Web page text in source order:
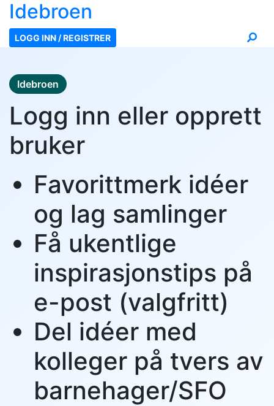
Idebroen
LOGG INN / REGISTRER
Idebroen
Logg inn eller opprett
bruker
Favorittmerk idéer
og lag samlinger
Få ukentlige
inspirasjonstips på
e-post (valgfritt)
Del idéer med
kolleger på tvers av
barnehager/SFO